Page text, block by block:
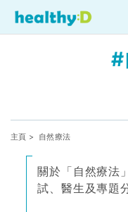
#
主頁 > 自然療法
關於「自然療法
試、醫生及專題